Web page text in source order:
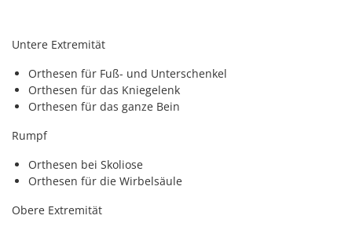
Untere Extremität
Orthesen für Fuß- und Unterschenkel
Orthesen für das Kniegelenk
Orthesen für das ganze Bein
Rumpf
Orthesen bei Skoliose
Orthesen für die Wirbelsäule
Obere Extremität